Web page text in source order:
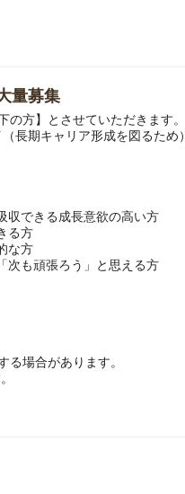
量募集
方】とさせていただきます。
長期キャリア形成を図るため）
収できる成長意欲の高い方
る方
な方
次も頑張ろう」と思える方
る場合があります。